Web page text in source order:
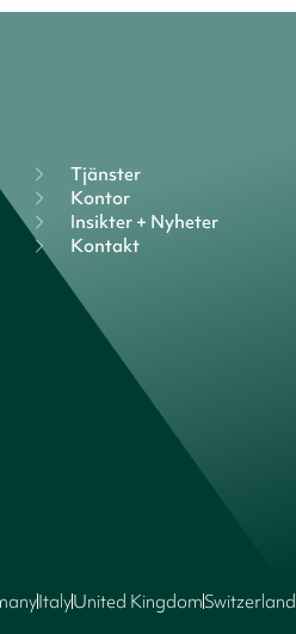
Tjänster
Kontor
Insikter + Nyheter
Kontakt
ItalyUnited KingdomSwitzerland